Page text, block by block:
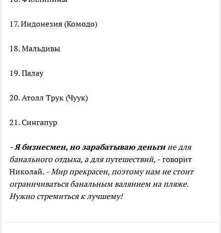
17. Индонезия (Комодо)
18. Мальдивы
19. Палау
20. Атолл Трук (Чуук)
21. Сингапур
- Я бизнесмен, но зарабатываю деньги не для
банального отдыха, а для путешествий, - говорит
Николай. - Мир прекрасен, поэтому нам не стоит
ограничиваться банальным валянием на пляже.
Нужно стремиться к лучшему!